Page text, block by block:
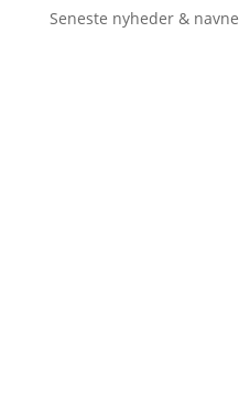
Seneste nyheder & navne